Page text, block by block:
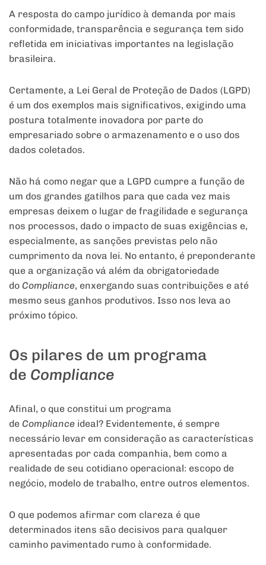
A resposta do campo jurídico à demanda por mais
conformidade, transparência e segurança tem sido
refletida em iniciativas importantes na legislação
brasileira.
Certamente, a Lei Geral de Proteção de Dados (LGPD)
é um dos exemplos mais significativos, exigindo uma
postura totalmente inovadora por parte do
empresariado sobre o armazenamento e o uso dos
dados coletados.
Não há como negar que a LGPD cumpre a função de
um dos grandes gatilhos para que cada vez mais
empresas deixem o lugar de fragilidade e segurança
nos processos, dado o impacto de suas exigências e,
especialmente, as sanções previstas pelo não
cumprimento da nova lei. No entanto, é preponderante
que a organização vá além da obrigatoriedade
do Compliance, enxergando suas contribuições e até
mesmo seus ganhos produtivos. Isso nos leva ao
próximo tópico.
Os pilares de um programa
de Compliance
Afinal, o que constitui um programa
de Compliance ideal? Evidentemente, é sempre
necessário levar em consideração as características
apresentadas por cada companhia, bem como a
realidade de seu cotidiano operacional: escopo de
negócio, modelo de trabalho, entre outros elementos.
O que podemos afirmar com clareza é que
determinados itens são decisivos para qualquer
caminho pavimentado rumo à conformidade.